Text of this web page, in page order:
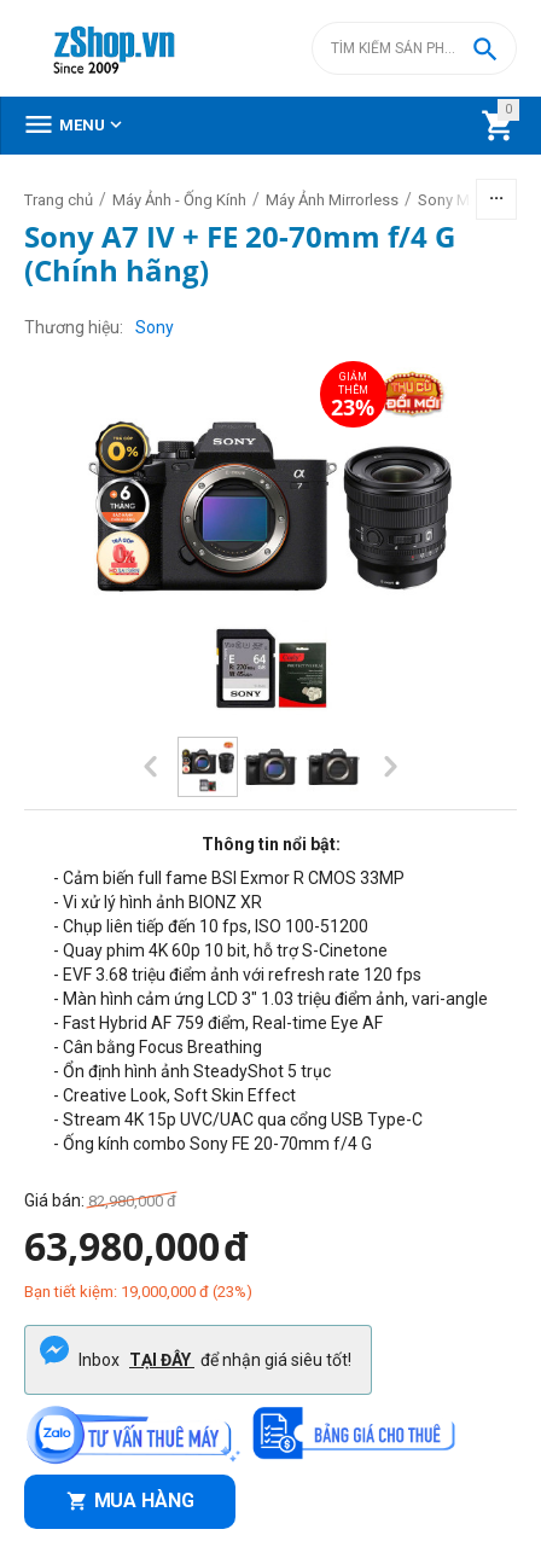
0


 MENU 
Trang chủ / Máy Ảnh - Ống Kính / Máy Ảnh Mirrorless / Sony Mirrorless
Sony A7 IV + FE 20-70mm f/4 G
(Chính hãng)
Thương hiệu Sony
Thông tin nổi bật:
- Cảm biến full fame BSI Exmor R CMOS 33MP
- Vi xử lý hình ảnh BIONZ XR
- Chụp liên tiếp đến 10 fps, ISO 100-51200
- Quay phim 4K 60p 10 bit, hỗ trợ S-Cinetone
- EVF 3.68 triệu điểm ảnh với refresh rate 120 fps
- Màn hình cảm ứng LCD 3" 1.03 triệu điểm ảnh, vari-angle
- Fast Hybrid AF 759 điểm, Real-time Eye AF
- Cân bằng Focus Breathing
- Ổn định hình ảnh SteadyShot 5 trục
- Creative Look, Soft Skin Effect
- Stream 4K 15p UVC/UAC qua cổng USB Type-C
- Ống kính combo Sony FE 20-70mm f/4 G
Giá bán: 82,980,000 đ
63,980,000đ
Bạn tiết kiệm: 19,000,000 đ (23%)
Inbox TẠI ĐÂY để nhận giá siêu tốt!
MUA HÀNG